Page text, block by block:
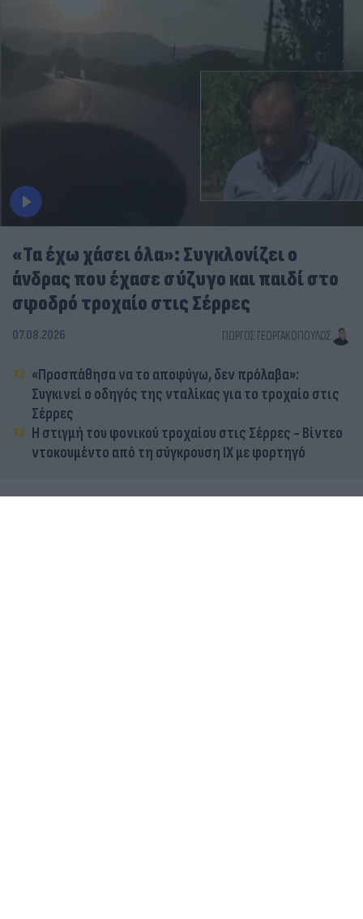
«Τα έχω χάσει όλα»: Συγκλονίζει ο
άνδρας που έχασε σύζυγο και παιδί στο
σφοδρό τροχαίο στις Σέρρες
07.08.2026 ΓΙΏΡΓΟΣ ΓΕΩΡΓΑΚΌΠΟΥΛΟΣ
«Προσπάθησα να το αποφύγω, δεν πρόλαβα»:
Συγκινεί ο οδηγός της νταλίκας για το τροχαίο στις
Σέρρες
Η στιγμή του φονικού τροχαίου στις Σέρρες - Βίντεο
ντοκουμέντο από τη σύγκρουση ΙΧ με φορτηγό